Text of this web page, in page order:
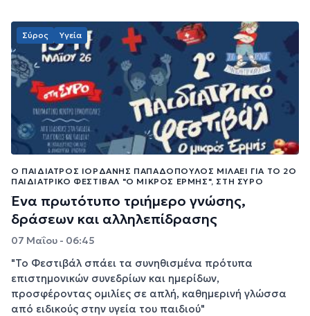
Σύρος Υγεία
Ο ΠΑΙΔΊΑΤΡΟΣ ΙΟΡΔΆΝΗΣ ΠΑΠΑΔΌΠΟΥΛΟΣ ΜΙΛΆΕΙ ΓΙΑ ΤΟ 2Ο
ΠΑΙΔΙΑΤΡΙΚΌ ΦΕΣΤΙΒΆΛ "Ο ΜΙΚΡΌΣ ΕΡΜΉΣ", ΣΤΗ ΣΎΡΟ
Ένα πρωτότυπο τριήμερο γνώσης,
δράσεων και αλληλεπίδρασης
07 Μαΐου - 06:45
"Το Φεστιβάλ σπάει τα συνηθισμένα πρότυπα
επιστημονικών συνεδρίων και ημερίδων,
προσφέροντας ομιλίες σε απλή, καθημερινή γλώσσα
από ειδικούς στην υγεία του παιδιού"